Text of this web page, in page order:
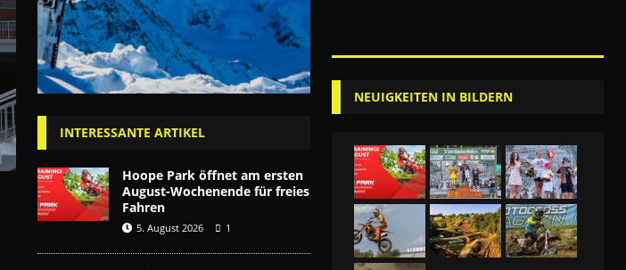
INTERESSANTE ARTIKEL
Hoope Park öffnet am ersten
August-Wochenende für freies
Fahren
5. August 2026 1
NEUIGKEITEN IN BILDERN